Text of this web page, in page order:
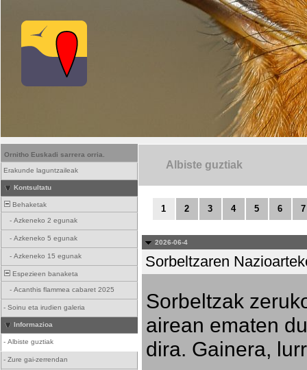
Ornitho Euskadi sarrera orria.
Erakunde laguntzaileak
Kontsultatu
Behaketak
- Azkeneko 2 egunak
- Azkeneko 5 egunak
- Azkeneko 15 egunak
Espezieen banaketa
- Acanthis flammea cabaret 2025
- Soinu eta irudien galeria
Informazioa
- Albiste guztiak
- Zure gai-zerrendan
Albiste guztiak
1 2 3 4 5 6 7
2026-06-4
Sorbeltzaren
Sorbeltzak
airean ematen
dira. Gainera,